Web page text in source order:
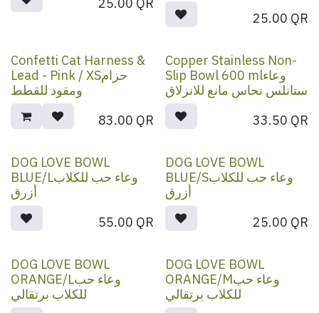
25.00 QR
Confetti Cat Harness &
Lead - Pink / XSحزام
ومقود للقطط
83.00 QR
Copper Stainless Non-
Slip Bowl 600 mlوعاء
ستانلس نحاس مانع للانزلاق
33.50 QR
DOG LOVE BOWL
BLUE/Lوعاء حب للكلاب
أزرق
55.00 QR
DOG LOVE BOWL
BLUE/Sوعاء حب للكلاب
أزرق
25.00 QR
DOG LOVE BOWL
ORANGE/Lوعاء حب
للكلاب برتقالي
DOG LOVE BOWL
ORANGE/Mوعاء حب
للكلاب برتقالي